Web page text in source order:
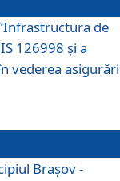
de
126998 și a
vederea
Braşov -